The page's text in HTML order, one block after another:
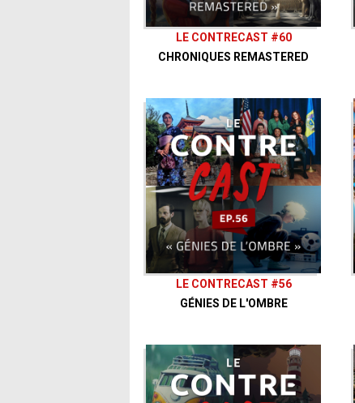
LE CONTRECAST #60
CHRONIQUES REMASTERED
LE CONTRECAST #56
GÉNIES DE L'OMBRE